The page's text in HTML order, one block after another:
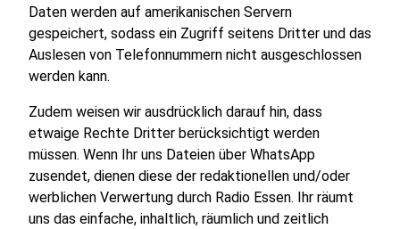
Daten werden auf amerikanischen Servern
gespeichert, sodass ein Zugriff seitens Dritter und das
Auslesen von Telefonnummern nicht ausgeschlossen
werden kann.
Zudem weisen wir ausdrücklich darauf hin, dass
etwaige Rechte Dritter berücksichtigt werden
müssen. Wenn Ihr uns Dateien über WhatsApp
zusendet, dienen diese der redaktionellen und/oder
werblichen Verwertung durch Radio Essen. Ihr räumt
uns das einfache, inhaltlich, räumlich und zeitlich